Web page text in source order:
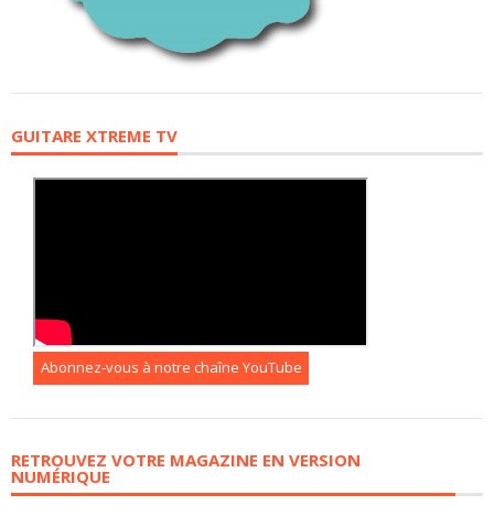
GUITARE XTREME TV
Abonnez-vous à notre chaîne YouTube
RETROUVEZ VOTRE MAGAZINE EN VERSION
NUMÉRIQUE